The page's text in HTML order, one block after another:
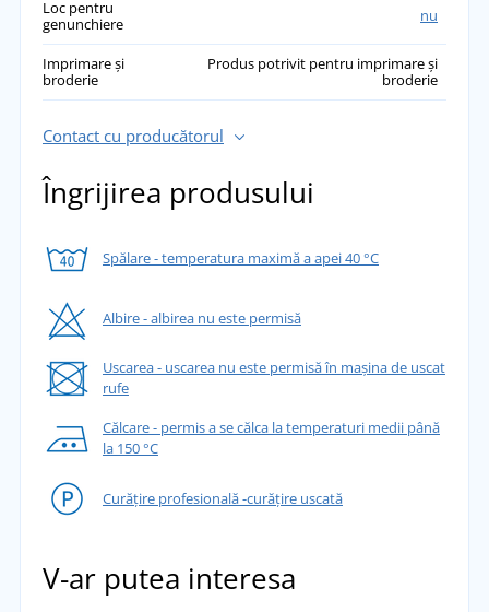
Loc pentru
genunchiere
nu
Imprimare și
broderie
Produs potrivit pentru imprimare și
broderie
Contact cu producătorul
Îngrijirea produsului
Spălare - temperatura maximă a apei 40 °C
Albire - albirea nu este permisă
Uscarea - uscarea nu este permisă în mașina de uscat
rufe
Călcare - permis a se călca la temperaturi medii până
la 150 °C
Curățire profesională -curățire uscată
V-ar putea interesa